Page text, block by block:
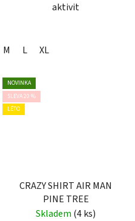
aktivit
M L XL
NOVINKA
SLEVA 20 %
LÉTO
CRAZY SHIRT AIR MAN
PINE TREE
Skladem (4 ks)